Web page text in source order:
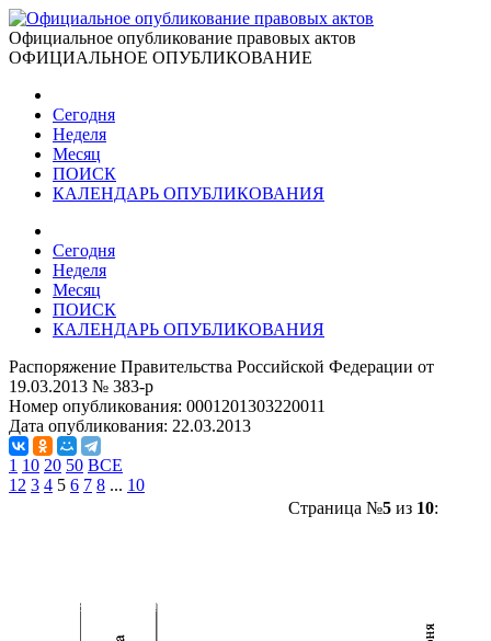
Официальное опубликование правовых актов
ОФИЦИАЛЬНОЕ ОПУБЛИКОВАНИЕ
Сегодня
Неделя
Месяц
ПОИСК
КАЛЕНДАРЬ ОПУБЛИКОВАНИЯ
Сегодня
Неделя
Месяц
ПОИСК
КАЛЕНДАРЬ ОПУБЛИКОВАНИЯ
Распоряжение Правительства Российской Федерации от
19.03.2013 № 383-р
Номер опубликования: 0001201303220011
Дата опубликования: 22.03.2013
1 10 20 50 ВСЕ
1 2 3 4 5 6 7 8 ... 10
Страница №5из 10: